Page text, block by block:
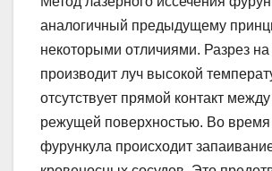
аналогичный предыдущему
некоторыми отличиями. Разрез
производит луч высокой
отсутствует прямой контакт
режущей поверхностью. Во время
фурункула происходит